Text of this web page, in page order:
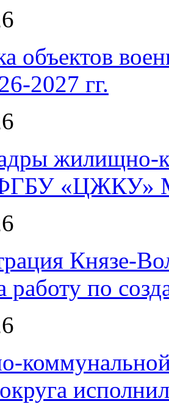
объектов
2027 гг.
жилищно-
«ЦЖКУ»
Князе-
работу по